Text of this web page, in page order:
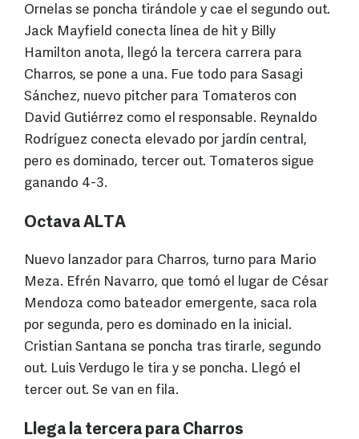
Ornelas se poncha tirándole y cae el segundo out.
Jack Mayfield conecta línea de hit y Billy
Hamilton anota, llegó la tercera carrera para
Charros, se pone a una. Fue todo para Sasagi
Sánchez, nuevo pitcher para Tomateros con
David Gutiérrez como el responsable. Reynaldo
Rodríguez conecta elevado por jardín central,
pero es dominado, tercer out. Tomateros sigue
ganando 4-3.
Octava ALTA
Nuevo lanzador para Charros, turno para Mario
Meza. Efrén Navarro, que tomó el lugar de César
Mendoza como bateador emergente, saca rola
por segunda, pero es dominado en la inicial.
Cristian Santana se poncha tras tirarle, segundo
out. Luis Verdugo le tira y se poncha. Llegó el
tercer out. Se van en fila.
Llega la tercera para Charros